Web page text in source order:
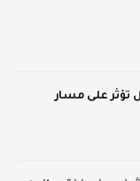
تؤثر على مسار